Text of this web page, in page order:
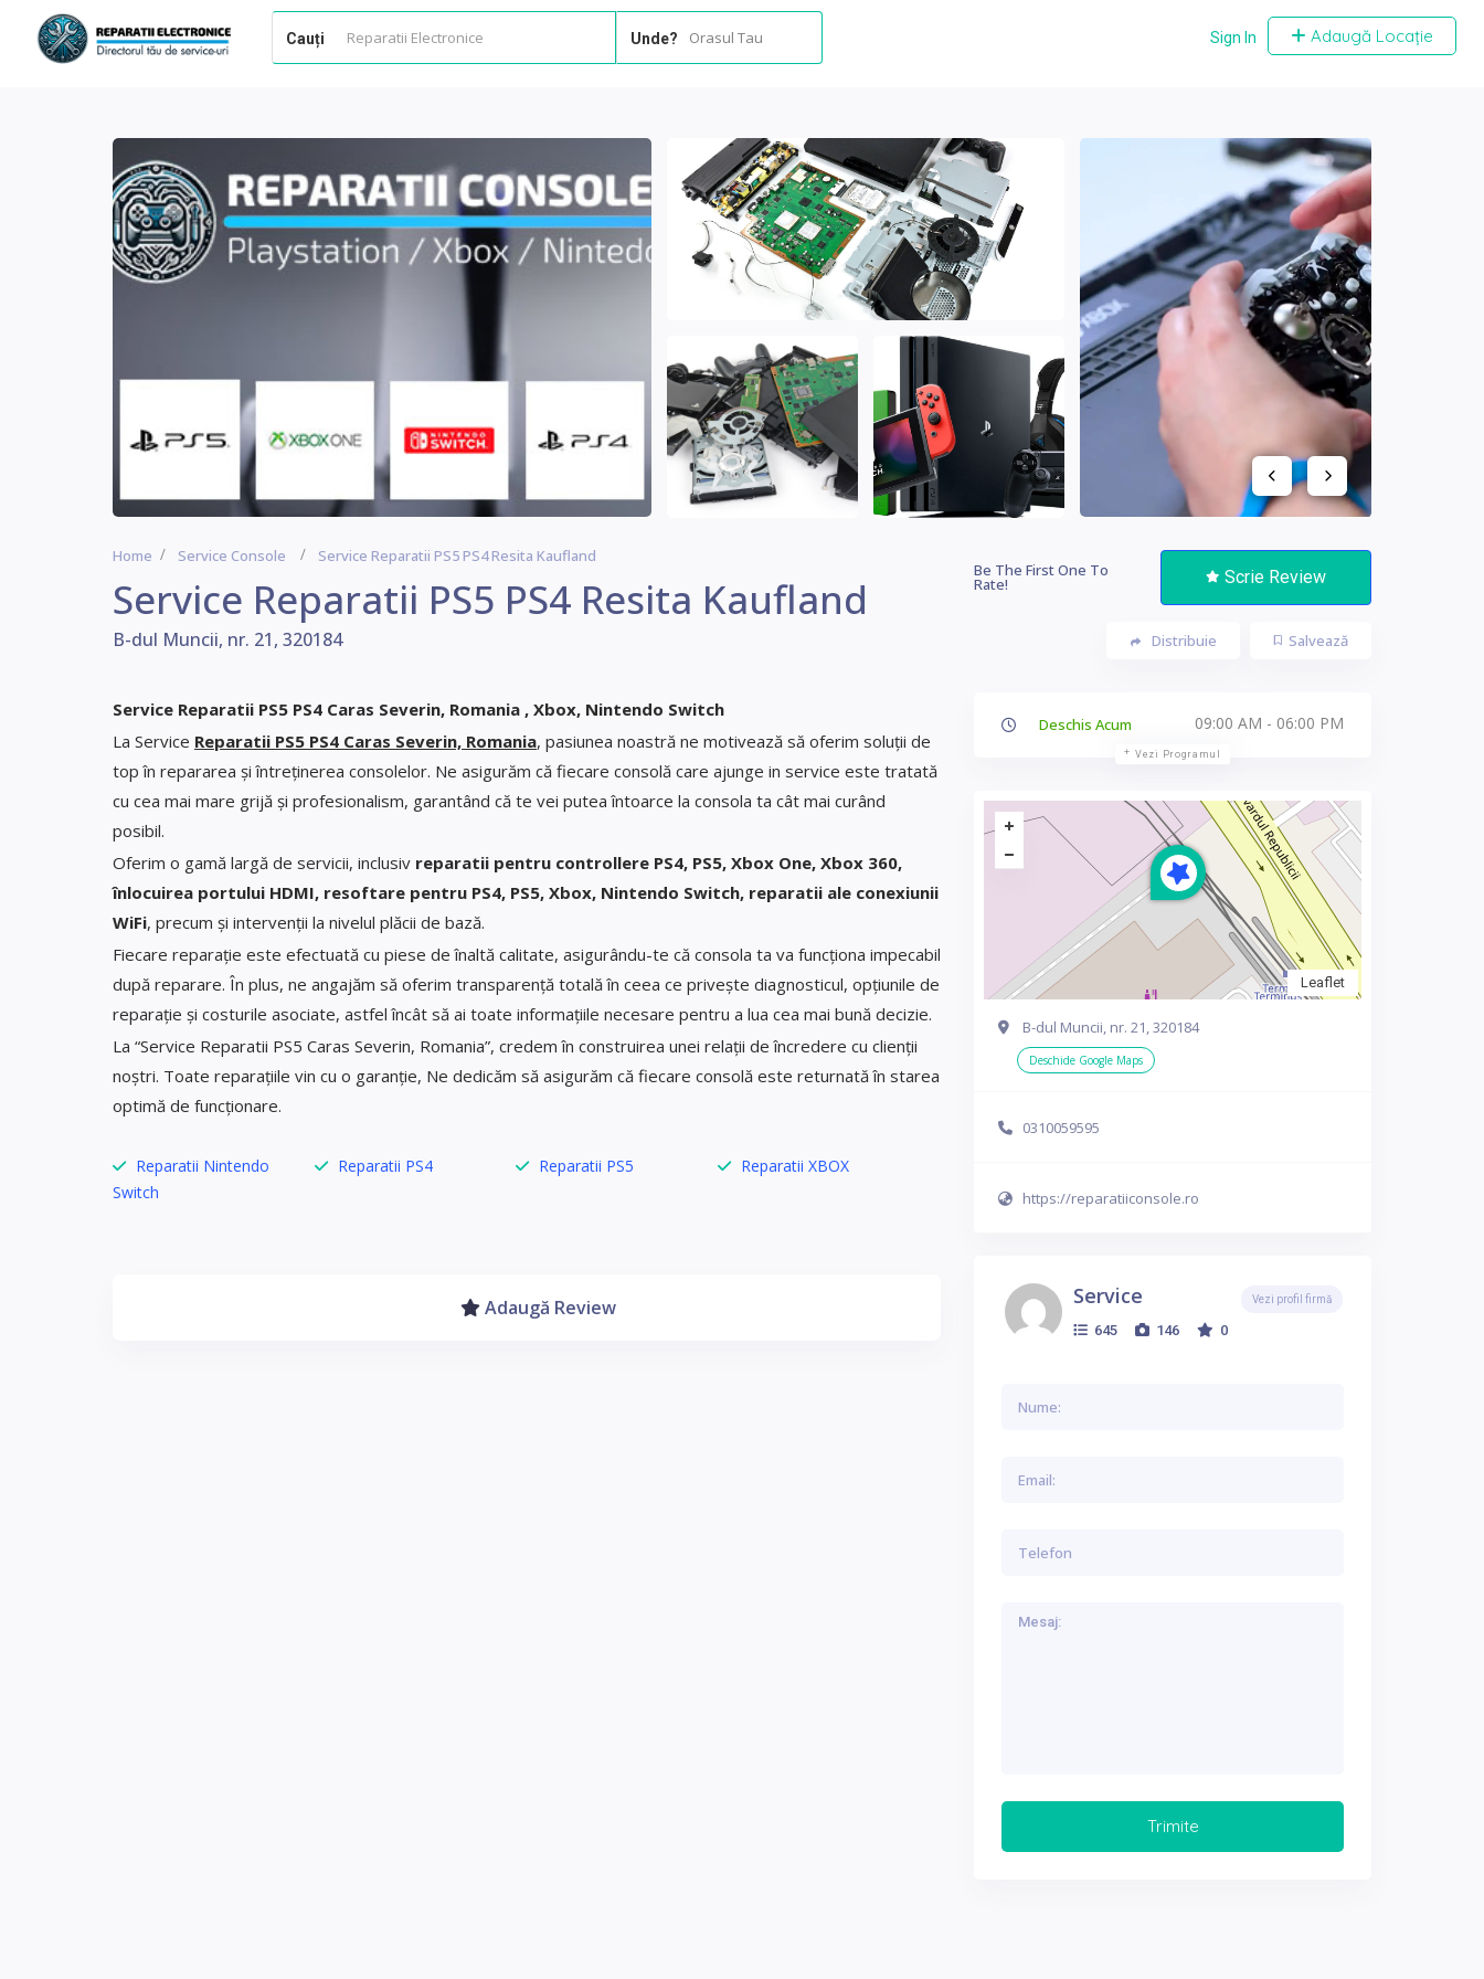
Cauți Unde? Orasul Tau Sign In Adaugă Locație
Home Service Console Service Reparatii PS5 PS4 Resita Kaufland
Service Reparatii PS5 PS4 Resita Kaufland
B-dul Muncii, nr. 21, 320184
Be The First One To
Rate! Scrie Review
Salvează
Distribuie
Service Reparatii PS5 PS4 Caras Severin, Romania , Xbox, Nintendo Switch
La Service Reparatii PS5 PS4 Caras Severin, Romania, pasiunea noastră ne motivează să oferim soluții de
top în repararea și întreținerea consolelor. Ne asigurăm că fiecare consolă care ajunge in service este tratată
cu cea mai mare grijă și profesionalism, garantând că te vei putea întoarce la consola ta cât mai curând
posibil.
Oferim o gamă largă de servicii, inclusiv reparatii pentru controllere PS4, PS5, Xbox One, Xbox 360,
înlocuirea portului HDMI, resoftare pentru PS4, PS5, Xbox, Nintendo Switch, reparatii ale conexiunii
WiFi, precum și intervenții la nivelul plăcii de bază.
Fiecare reparație este efectuată cu piese de înaltă calitate, asigurându-te că consola ta va funcționa impecabil
după reparare. În plus, ne angajăm să oferim transparență totală în ceea ce privește diagnosticul, opțiunile de
reparație și costurile asociate, astfel încât să ai toate informațiile necesare pentru a lua cea mai bună decizie.
La “Service Reparatii PS5 Caras Severin, Romania”, credem în construirea unei relații de încredere cu clienții
noștri. Toate reparațiile vin cu o garanție, Ne dedicăm să asigurăm că fiecare consolă este returnată în starea
optimă de funcționare.
Reparatii Nintendo
Switch
Reparatii PS4 Reparatii PS5 Reparatii XBOX
Adaugă Review
Deschis Acum 09:00 AM - 06:00 PM
Vezi Programul
Leaflet
B-dul Muncii, nr. 21, 320184
Deschide Google Maps
0310059595
https://reparatiiconsole.ro
Service
645 146 0
Vezi profil firmă